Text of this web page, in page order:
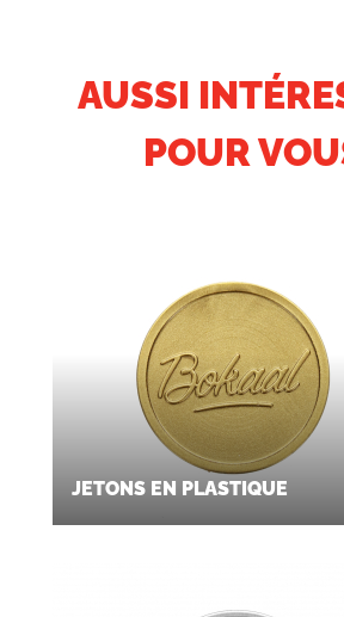
AUSSI
POUR
JETONS EN PLASTIQUE